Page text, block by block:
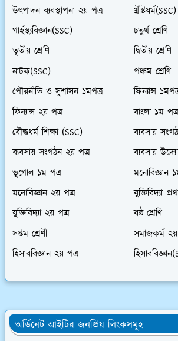
উৎপাদন ব্যবস্থাপনা ২য় পত্র
খ্রীষ্টধর্ম(SSC)
গার্হস্থ্যবিজ্ঞান(SSC)
চতুর্থ শ্রেণি
তৃতীয় শ্রেণি
দ্বিতীয় শ্রেণি
নাটক(SSC)
পঞ্চম শ্রেণি
পৌরনীতি ও সুশাসন ১মপত্র
ফিন্যান্স
ফিন্যান্স ২য় পত্র
বাংলা ১ম
বৌদ্ধধর্ম শিক্ষা (SSC)
ব্যবসায়
ব্যবসায় সংগঠন ২য় পত্র
ব্যবসায়
ভূগোল ১ম পত্র
মনোবিজ্ঞান
মনোবিজ্ঞান ২য় পত্র
যুক্তিবিদ্যা
যুক্তিবিদ্যা ২য় পত্র
ষষ্ঠ শ্রেণি
সপ্তম শ্রেণী
সমাজকর্ম
হিসাববিজ্ঞান ২য় পত্র
অর্ডিনেট আইটির জনপ্রিয় লিংকসমূহ